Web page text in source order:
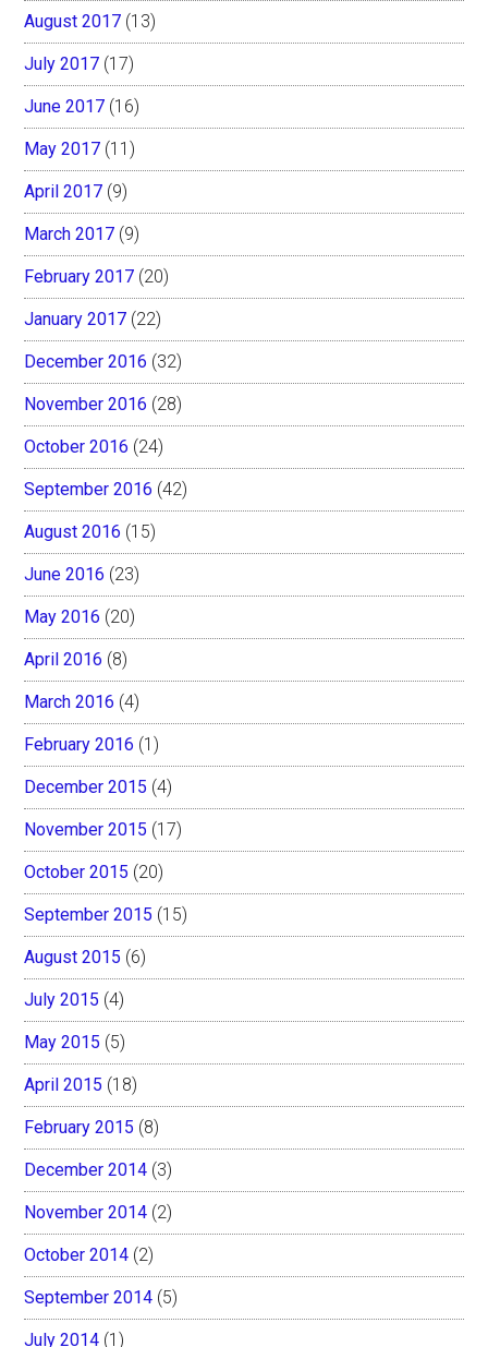
August 2017 (13)
July 2017 (17)
June 2017 (16)
May 2017 (11)
April 2017 (9)
March 2017 (9)
February 2017 (20)
January 2017 (22)
December 2016 (32)
November 2016 (28)
October 2016 (24)
September 2016 (42)
August 2016 (15)
June 2016 (23)
May 2016 (20)
April 2016 (8)
March 2016 (4)
February 2016 (1)
December 2015 (4)
November 2015 (17)
October 2015 (20)
September 2015 (15)
August 2015 (6)
July 2015 (4)
May 2015 (5)
April 2015 (18)
February 2015 (8)
December 2014 (3)
November 2014 (2)
October 2014 (2)
September 2014 (5)
July 2014 (1)